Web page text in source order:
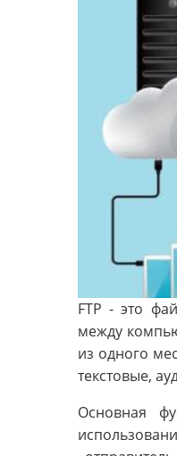
FTP - это
между
из одного
текстовые,
Основная